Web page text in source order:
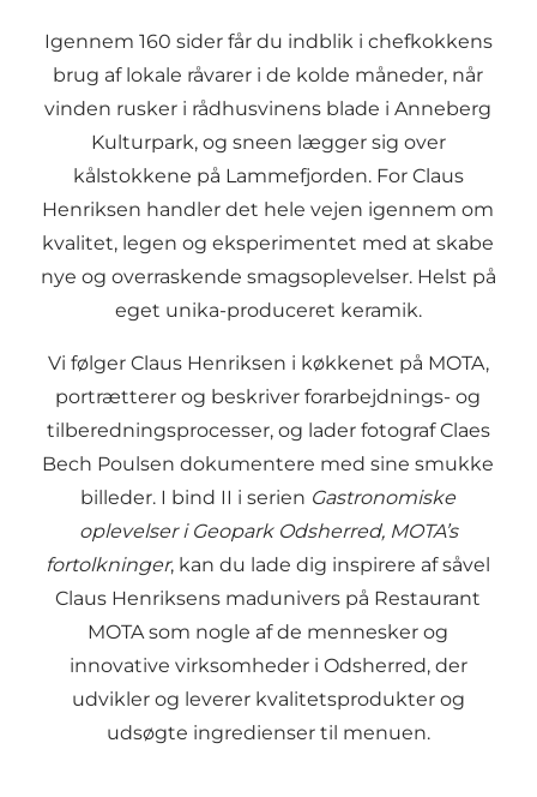
Igennem 160 sider får du indblik i chefkokkens
brug af lokale råvarer i de kolde måneder, når
vinden rusker i rådhusvinens blade i Anneberg
Kulturpark, og sneen lægger sig over
kålstokkene på Lammefjorden. For Claus
Henriksen handler det hele vejen igennem om
kvalitet, legen og eksperimentet med at skabe
nye og overraskende smagsoplevelser. Helst på
eget unika-produceret keramik.
Vi følger Claus Henriksen i køkkenet på MOTA,
portrætterer og beskriver forarbejdnings- og
tilberedningsprocesser, og lader fotograf Claes
Bech Poulsen dokumentere med sine smukke
billeder. I bind II i serien Gastronomiske
oplevelser i Geopark Odsherred, MOTA’s
fortolkninger, kan du lade dig inspirere af såvel
Claus Henriksens madunivers på Restaurant
MOTA som nogle af de mennesker og
innovative virksomheder i Odsherred, der
udvikler og leverer kvalitetsprodukter og
udsøgte ingredienser til menuen.